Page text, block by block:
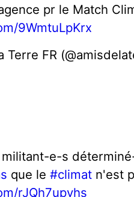
pr le Match
9WmtuLpKrx
FR
militant-e-s
que le#climat n'est
rJQh7upvhs